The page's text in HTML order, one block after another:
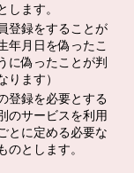
します。
登録をすることが
年月日を偽ったこ
に偽ったことが判
ります）
登録を必要とする
のサービスを利用
とに定める必要な
とします。